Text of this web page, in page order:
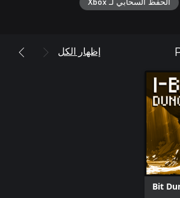
الحفظ السحابي لـ Xbox
إظهار الكل